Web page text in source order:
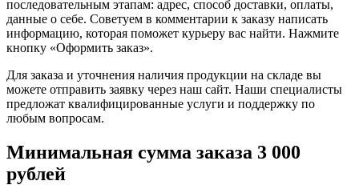
последовательным этапам: адрес, способ доставки, оплаты,
данные о себе. Советуем в комментарии к заказу написать
информацию, которая поможет курьеру вас найти. Нажмите
кнопку «Оформить заказ».
Для заказа и уточнения наличия продукции на складе вы
можете отправить заявку через наш сайт. Наши специалисты
предложат квалифицированные услуги и поддержку по
любым вопросам.
Минимальная сумма заказа 3 000
рублей